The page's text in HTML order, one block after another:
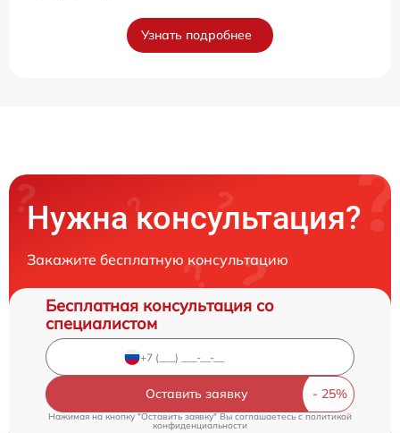
Узнать подробнее
Нужна консультация?
Закажите бесплатную консультацию
Бесплатная консультация со
специалистом
Оставить заявку
Нажимая на кнопку "Оставить заявку" Вы соглашаетесь cполитикой
конфиденциальности